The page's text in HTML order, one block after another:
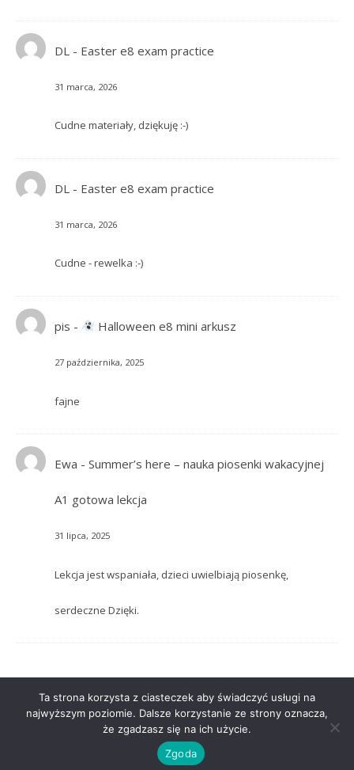
DL - Easter e8 exam practice
31 marca, 2026
Cudne materiały, dziękuję :-)
DL - Easter e8 exam practice
31 marca, 2026
Cudne - rewelka :-)
pis - Halloween e8 mini arkusz
27 października, 2025
fajne
Ewa - Summer’s here – nauka piosenki wakacyjnej
A1 gotowa lekcja
31 lipca, 2025
Lekcja jest wspaniała, dzieci uwielbiają piosenkę,
serdeczne Dzięki.
Ashe Motyw przezWP Royal
Ta strona korzysta z ciasteczek aby świadczyć usługi na
najwyższym poziomie. Dalsze korzystanie ze strony oznacza,
że zgadzasz się na ich użycie.
Zgoda